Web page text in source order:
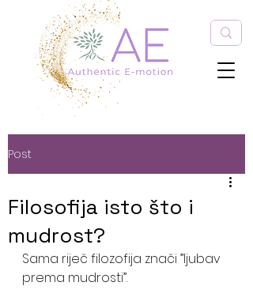
Post
Filosofija isto što i
mudrost?
Sama riječ filozofija znači ”Ijubav
prema mudrosti”.